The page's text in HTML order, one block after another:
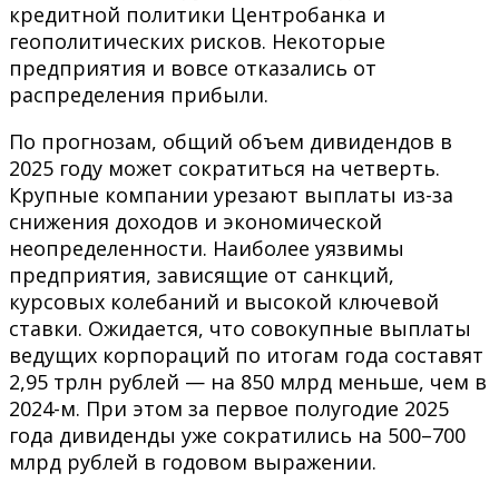
кредитной политики Центробанка и
геополитических рисков. Некоторые
предприятия и вовсе отказались от
распределения прибыли.
По прогнозам, общий объем дивидендов в
2025 году может сократиться на четверть.
Крупные компании урезают выплаты из-за
снижения доходов и экономической
неопределенности. Наиболее уязвимы
предприятия, зависящие от санкций,
курсовых колебаний и высокой ключевой
ставки. Ожидается, что совокупные выплаты
ведущих корпораций по итогам года составят
2,95 трлн рублей — на 850 млрд меньше, чем в
2024-м. При этом за первое полугодие 2025
года дивиденды уже сократились на 500–700
млрд рублей в годовом выражении.